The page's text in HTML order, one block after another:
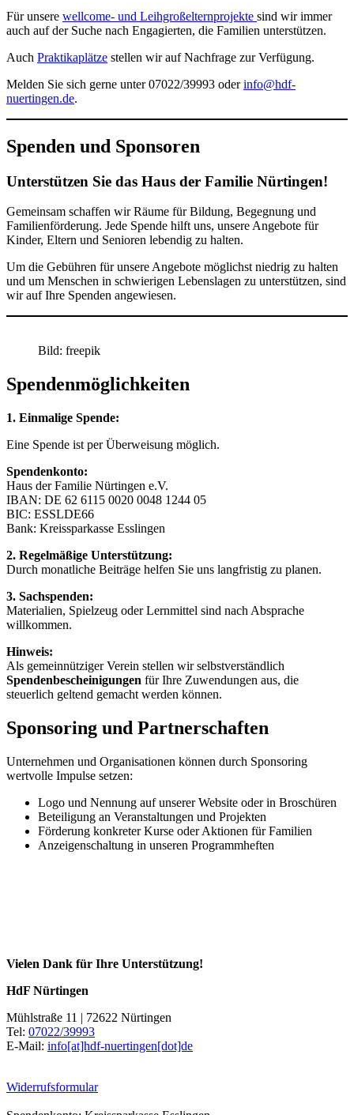
Für unsere wellcome- und Leihgroßelternprojekte sind wir immer
auch auf der Suche nach Engagierten, die Familien unterstützen.
Auch Praktikaplätze stellen wir auf Nachfrage zur Verfügung.
Melden Sie sich gerne unter 07022/39993 oderinfo@hdf-
nuertingen.de.
Spenden und Sponsoren
Unterstützen Sie das Haus der Familie Nürtingen!
Gemeinsam schaffen wir Räume für Bildung, Begegnung und
Familienförderung. Jede Spende hilft uns, unsere Angebote für
Kinder, Eltern und Senioren lebendig zu halten.
Um die Gebühren für unsere Angebote möglichst niedrig zu halten
und um Menschen in schwierigen Lebenslagen zu unterstützen, sind
wir auf Ihre Spenden angewiesen.
Bild: freepik
Spendenmöglichkeiten
1. Einmalige Spende:
Eine Spende ist per Überweisung möglich.
Spendenkonto:
Haus der Familie Nürtingen e.V.
IBAN: DE 62 6115 0020 0048 1244 05
BIC: ESSLDE66
Bank: Kreissparkasse Esslingen
2. Regelmäßige Unterstützung:
Durch monatliche Beiträge helfen Sie uns langfristig zu planen.
3. Sachspenden:
Materialien, Spielzeug oder Lernmittel sind nach Absprache
willkommen.
Hinweis:
Als gemeinnütziger Verein stellen wir selbstverständlich
Spendenbescheinigungen für Ihre Zuwendungen aus, die
steuerlich geltend gemacht werden können.
Sponsoring und Partnerschaften
Unternehmen und Organisationen können durch Sponsoring
wertvolle Impulse setzen:
Logo und Nennung auf unserer Website oder in Broschüren
Beteiligung an Veranstaltungen und Projekten
Förderung konkreter Kurse oder Aktionen für Familien
Anzeigenschaltung in unseren Programmheften
Vielen Dank für Ihre Unterstützung!
HdF Nürtingen
Mühlstraße 11 | 72622 Nürtingen
Tel: 07022/39993
E-Mail: info[at]hdf-nuertingen[dot]de
Widerrufsformular